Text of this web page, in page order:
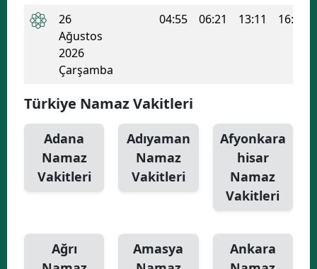
26
Ağustos
2026
Çarşamba
04:55 06:21 13:11 16:52
Türkiye Namaz Vakitleri
Adana
Namaz
Vakitleri
Adıyaman
Namaz
Vakitleri
Afyonkara
hisar
Namaz
Vakitleri
Ağrı
Amasya
Ankara